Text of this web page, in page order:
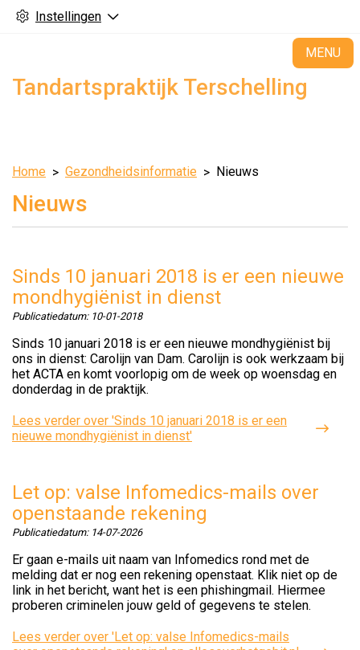
Instellingen
MENU
Tandartspraktijk Terschelling
Home Gezondheidsinformatie Nieuws
Nieuws
Sinds 10 januari 2018 is er een nieuwe
mondhygiënist in dienst
Publicatiedatum: 10-01-2018
Sinds 10 januari 2018 is er een nieuwe mondhygiënist bij
ons in dienst: Carolijn van Dam. Carolijn is ook werkzaam bij
het ACTA en komt voorlopig om de week op woensdag en
donderdag in de praktijk.
Lees verder over 'Sinds 10 januari 2018 is er een
nieuwe mondhygiënist in dienst'
Let op: valse Infomedics-mails over
openstaande rekening
Publicatiedatum: 14-07-2026
Er gaan e-mails uit naam van Infomedics rond met de
melding dat er nog een rekening openstaat. Klik niet op de
link in het bericht, want het is een phishingmail. Hiermee
proberen criminelen jouw geld of gegevens te stelen.
Lees verder over 'Let op: valse Infomedics-mails